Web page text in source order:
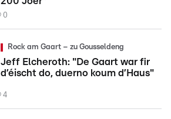
0
Rock am Gaart – zu Gousseldeng
Jeff Elcheroth: "De Gaart war fir
d’éischt do, duerno koum d’Haus"
4